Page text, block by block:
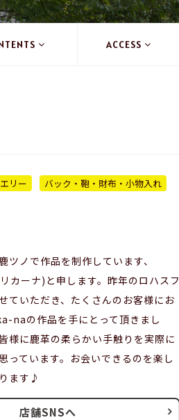
ACCESS
リー
バック・鞄・財布・小物入れ
ツノで作品を制作しています、
ーナ)と申します。昨年のロハスフ
ていただき、たくさんのお客様にお
naの作品を手にとって頂きまし
様に鹿革の柔らかい手触りを実際に
っています。お会いできるのを楽し
ます♪
店舗SNSへ